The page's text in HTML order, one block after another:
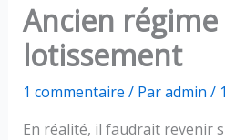
Ancien
lotissement
1 commentaire / Paradmin /
En réalité, il faudrait revenir